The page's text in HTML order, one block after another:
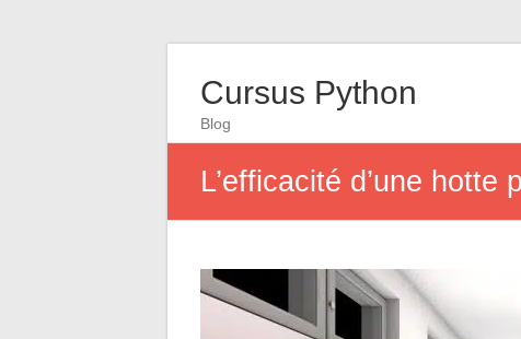
Cursus Python
Blog
L’efficacité d’une hotte